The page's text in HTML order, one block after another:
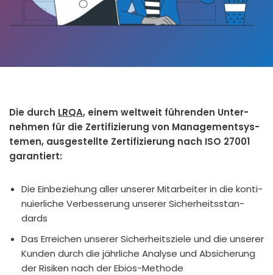
Die durch LRQA, einem welt­weit füh­ren­den Unter­
neh­men für die Zer­ti­fi­zie­rung von Manage­ment­sys­
te­men, aus­ge­stell­te Zer­ti­fi­zie­rung nach ISO 27001
garan­tiert:
Die Ein­be­zie­hung aller unse­rer Mit­ar­bei­ter in die kon­ti­
nu­ier­li­che Ver­bes­se­rung unse­rer Sicher­heits­stan­
dards
Das Errei­chen unse­rer Sicher­heits­zie­le und die unse­rer
Kun­den durch die jähr­li­che Ana­ly­se und Absi­che­rung
der Risi­ken nach der Ebi­os-Metho­de